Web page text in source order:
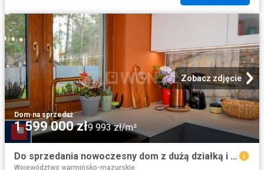
Zobacz zdjęcie
Dom·na sprzedaż
1 599 000 zł9 993 zł/m²
Do sprzedania nowoczesny dom z dużą działką i widokiem
Województwo warmińsko-mazurskie